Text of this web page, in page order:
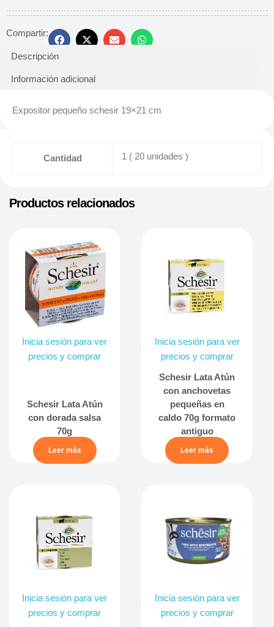
Compartir:
Descripción
Información adicional
Expositor pequeño schesir 19×21 cm
Cantidad 1 ( 20 unidades )
Productos relacionados
Inicia sesión para ver
precios y comprar
Schesir Lata Atún
con dorada salsa
70g
Leer más
Inicia sesión para ver
precios y comprar
Schesir Lata Atún
con anchovetas
pequeñas en
caldo 70g formato
antiguo
Leer más
Inicia sesión para ver
precios y comprar
Inicia sesión para ver
precios y comprar